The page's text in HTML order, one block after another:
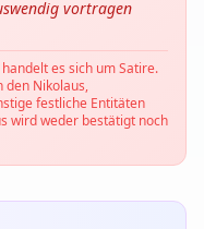
vortragen
es sich um Satire.
den Nikolaus,
festliche Entitäten
wird weder bestätigt noch